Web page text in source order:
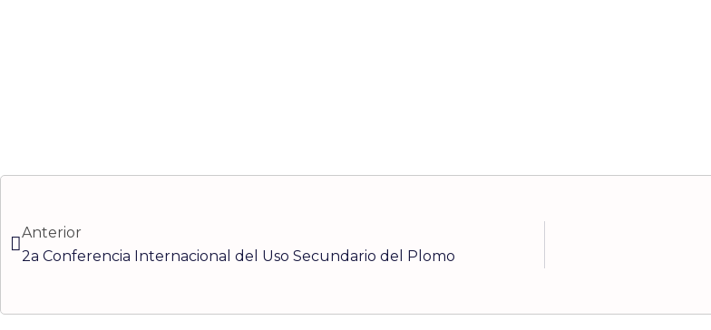
Anterior
2a Conferencia Internacional del Uso Secundario del Plomo